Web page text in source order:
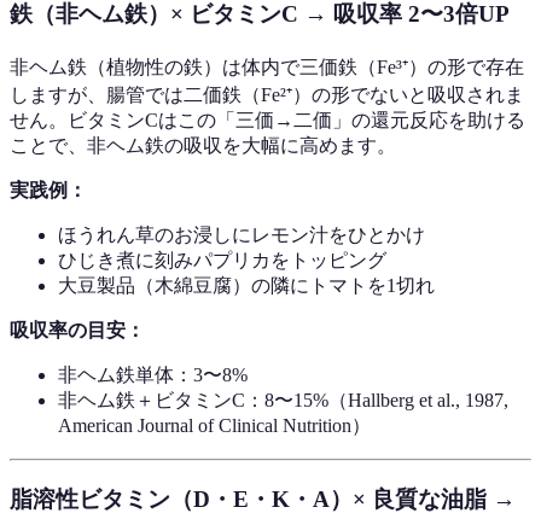
鉄（非ヘム鉄）× ビタミンC → 吸収率 2〜3倍UP
非ヘム鉄（植物性の鉄）は体内で三価鉄（Fe³⁺）の形で存在
しますが、腸管では二価鉄（Fe²⁺）の形でないと吸収されま
せん。ビタミンCはこの「三価→二価」の還元反応を助ける
ことで、非ヘム鉄の吸収を大幅に高めます。
実践例：
ほうれん草のお浸しにレモン汁をひとかけ
ひじき煮に刻みパプリカをトッピング
大豆製品（木綿豆腐）の隣にトマトを1切れ
吸収率の目安：
非ヘム鉄単体：3〜8%
非ヘム鉄＋ビタミンC：8〜15%（Hallberg et al., 1987,
American Journal of Clinical Nutrition）
脂溶性ビタミン（D・E・K・A）× 良質な油脂 →